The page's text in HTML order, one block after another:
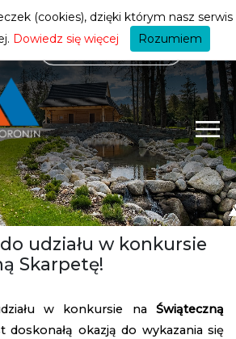
udziału w konkursie
Skarpetę!
w konkursie na Świąteczną
doskonałą okazją do wykazania się
(cookies), dzięki którym nasz serwis
Dowiedz się więcej Rozumiem